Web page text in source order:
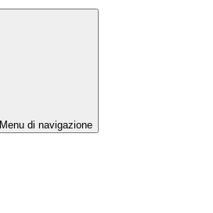
Menu di navigazione